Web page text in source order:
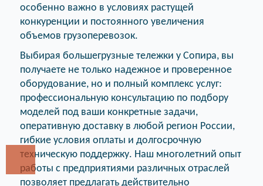
особенно важно в условиях растущей
конкуренции и постоянного увеличения
объемов грузоперевозок.
Выбирая большегрузные тележки у Сопира, вы
получаете не только надежное и проверенное
оборудование, но и полный комплекс услуг:
профессиональную консультацию по подбору
моделей под ваши конкретные задачи,
оперативную доставку в любой регион России,
гибкие условия оплаты и долгосрочную
техническую поддержку. Наш многолетний опыт
работы с предприятиями различных отраслей
позволяет предлагать действительно